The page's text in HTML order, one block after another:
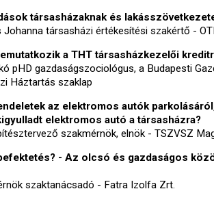
társasházaknak és
Johanna társasházi értékesítési szakértő -
a THT társasházkezelői
pHD gazdaságszociológus, a Budapesti
Háztartás szaklap
az elektromos autók
elektromos autó a társasházra?
szakmérnök, elnök - TSZVSZ
- Az olcsó és gazdaságos
szaktanácsadó - Fatra Izolfa Zrt.